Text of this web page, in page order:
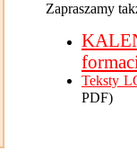
Zapraszamy
Teksty
PDF)